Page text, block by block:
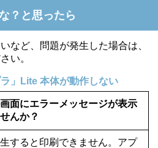
？と思ったら
など、問題が発生した場合は、
い。
」Lite 本体が動作しない
面にエラーメッセージが表示
んか？
すると印刷できません。アプ